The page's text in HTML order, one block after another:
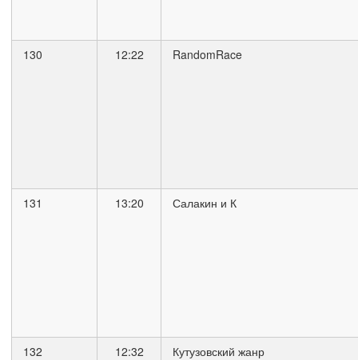
130 12:22 RandomRace
131 13:20 Салакин и К
132 12:32 Кутузовский жанр